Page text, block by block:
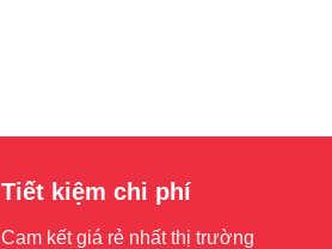
Tiết kiệm chi phí
Cam kết giá rẻ nhất thị trường